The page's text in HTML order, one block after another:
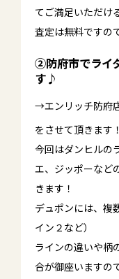
てご満足いただけ
査定は無料ですの
②防府市でライ
す♪
→エンリッチ防府
をさせて頂きます！
今回はダンヒルの
エ、ジッポーなど
きます！
デュポンには、複
イン２など）
ラインの違いや柄
合が御座いますの